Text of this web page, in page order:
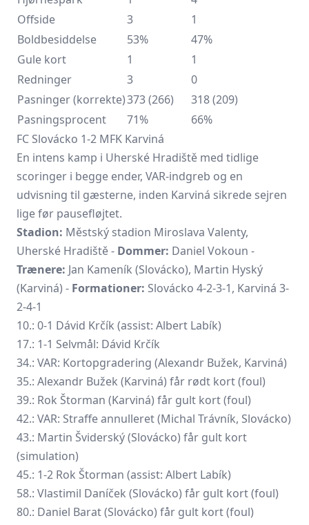
Offside
3
1
Boldbesiddelse
53%
47%
Gule kort
1
1
Redninger
3
0
Pasninger (korrekte)373 (266)
318 (209)
Pasningsprocent
71%
66%
FC Slovácko 1-2 MFK Karviná
En intens kamp i Uherské Hradiště med tidlige
scoringer i begge ender, VAR-indgreb og en
udvisning til gæsterne, inden Karviná sikrede sejren
lige før pausefløjtet.
Stadion: Městský stadion Miroslava Valenty,
Uherské Hradiště - Dommer: Daniel Vokoun -
Trænere: Jan Kameník (Slovácko), Martin Hyský
(Karviná) - Formationer: Slovácko 4-2-3-1, Karviná 3-
2-4-1
10.: 0-1 Dávid Krčík (assist: Albert Labík)
17.: 1-1 Selvmål: Dávid Krčík
34.: VAR: Kortopgradering (Alexandr Bužek, Karviná)
35.: Alexandr Bužek (Karviná) får rødt kort (foul)
39.: Rok Štorman (Karviná) får gult kort (foul)
42.: VAR: Straffe annulleret (Michal Trávník, Slovácko)
43.: Martin Šviderský(Slovácko) får gult kort
(simulation)
45.: 1-2 Rok Štorman (assist: Albert Labík)
58.: Vlastimil Daníček (Slovácko) får gult kort (foul)
80.: Daniel Barat (Slovácko) får gult kort (foul)